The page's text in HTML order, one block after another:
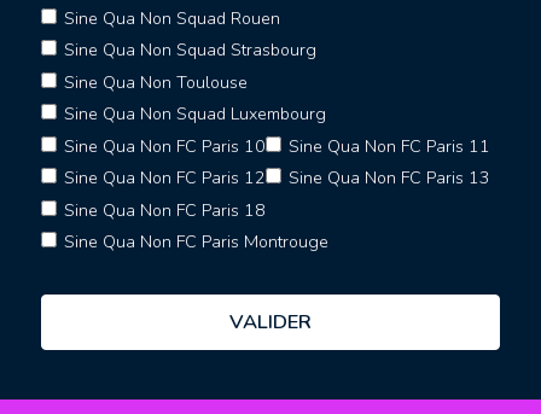
Sine Qua Non Squad Rouen
Sine Qua Non Squad Strasbourg
Sine Qua Non Toulouse
Sine Qua Non Squad Luxembourg
Sine Qua Non FC Paris 10
Sine Qua Non FC Paris 11
Sine Qua Non FC Paris 12
Sine Qua Non FC Paris 13
Sine Qua Non FC Paris 18
Sine Qua Non FC Paris Montrouge